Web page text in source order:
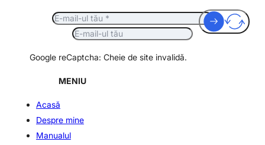
Google reCaptcha: Cheie de site invalidă.
MENIU
Acasă
Despre mine
Manualul